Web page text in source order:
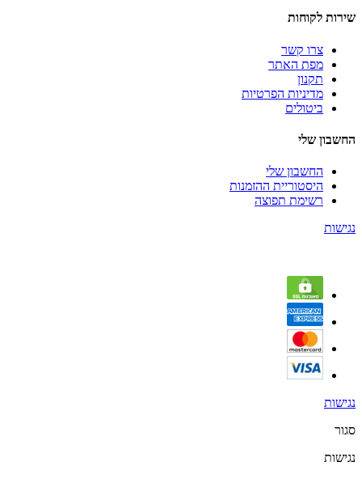
שירות לקוחות
צרו קשר
מפת האתר
תקנון
מדיניות הפרטיות
ביטולים
החשבון שלי
החשבון שלי
היסטוריית ההזמנות
רשימת תפוצה
נגישות
נגישות
סגור
נגישות